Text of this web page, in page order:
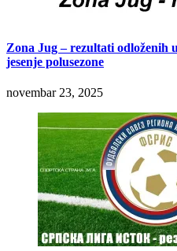
Zona Jug – rezultati odloženih
jesenje polusezone
novembar 23, 2025